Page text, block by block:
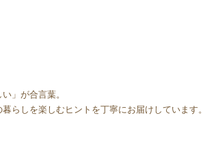
」が合言葉。
らしを楽しむヒントを丁寧にお届けしています。